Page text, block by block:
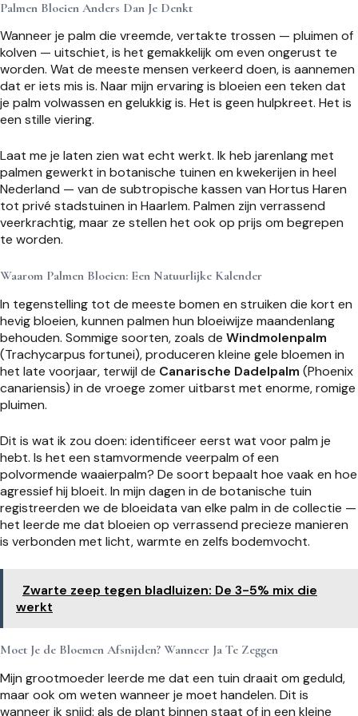
Palmen Bloeien Anders Dan Je Denkt
Wanneer je palm die vreemde, vertakte trossen — pluimen of
kolven — uitschiet, is het gemakkelijk om even ongerust te
worden. Wat de meeste mensen verkeerd doen, is aannemen
dat er iets mis is. Naar mijn ervaring is bloeien een teken dat
je palm volwassen en gelukkig is. Het is geen hulpkreet. Het is
een stille viering.
Laat me je laten zien wat echt werkt. Ik heb jarenlang met
palmen gewerkt in botanische tuinen en kwekerijen in heel
Nederland — van de subtropische kassen van Hortus Haren
tot privé stadstuinen in Haarlem. Palmen zijn verrassend
veerkrachtig, maar ze stellen het ook op prijs om begrepen
te worden.
Waarom Palmen Bloeien: Een Natuurlijke Kalender
In tegenstelling tot de meeste bomen en struiken die kort en
hevig bloeien, kunnen palmen hun bloeiwijze maandenlang
behouden. Sommige soorten, zoals de Windmolenpalm
(Trachycarpus fortunei), produceren kleine gele bloemen in
het late voorjaar, terwijl de Canarische Dadelpalm (Phoenix
canariensis) in de vroege zomer uitbarst met enorme, romige
pluimen.
Dit is wat ik zou doen: identificeer eerst wat voor palm je
hebt. Is het een stamvormende veerpalm of een
polvormende waaierpalm? De soort bepaalt hoe vaak en hoe
agressief hij bloeit. In mijn dagen in de botanische tuin
registreerden we de bloeidata van elke palm in de collectie —
het leerde me dat bloeien op verrassend precieze manieren
is verbonden met licht, warmte en zelfs bodemvocht.
Zwarte zeep tegen bladluizen: De 3-5% mix die
werkt
Moet Je de Bloemen Afsnijden? Wanneer Ja Te Zeggen
Mijn grootmoeder leerde me dat een tuin draait om geduld,
maar ook om weten wanneer je moet handelen. Dit is
wanneer ik snijd: als de plant binnen staat of in een kleine